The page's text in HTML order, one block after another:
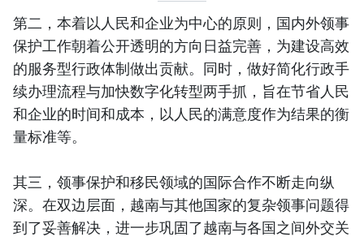
第二，本着以人民和企业为中心的原则，国内外领事
保护工作朝着公开透明的方向日益完善，为建设高效
的服务型行政体制做出贡献。同时，做好简化行政手
续办理流程与加快数字化转型两手抓，旨在节省人民
和企业的时间和成本，以人民的满意度作为结果的衡
量标准等。
其三，领事保护和移民领域的国际合作不断走向纵
深。在双边层面，越南与其他国家的复杂领事问题得
到了妥善解决，进一步巩固了越南与各国之间外交关